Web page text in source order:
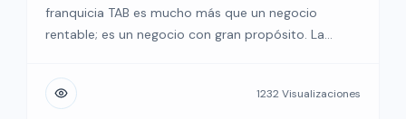
franquicia TAB es mucho más que un negocio
rentable; es un negocio con gran propósito. La
copiloto en el camino hacia el éxito hace que cada
hora y peso invertido valga la pena. En TAB cuentas
1232 Visualizaciones